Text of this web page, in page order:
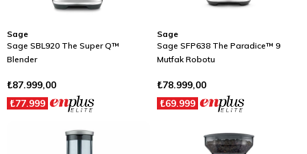
Sage
Sage SBL920 The Super Q™
Blender
₺87.999,00
₺77.999
Sage
Sage SFP638 The Paradice™ 9
Mutfak Robotu
₺78.999,00
₺69.999